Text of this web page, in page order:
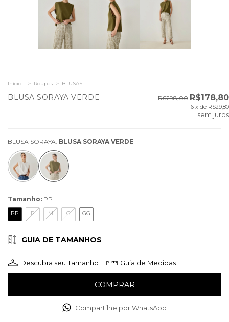
Início > Roupas > BLUSAS
BLUSA SORAYA VERDE R$298,00 R$178,80
6 x de R$29,80
sem juros
BLUSA SORAYA: BLUSA SORAYA VERDE
Tamanho: PP
PP P M G GG
GUIA DE TAMANHOS
Descubra seu Tamanho Guia de Medidas
Compartilhe por WhatsApp